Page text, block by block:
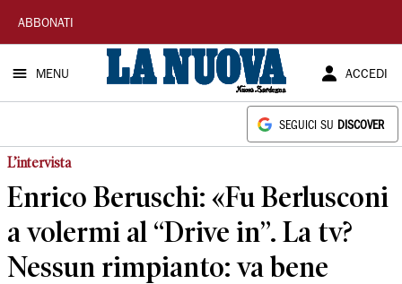
La
Nuova
Sardegna
ABBONATI
MENU ACCEDI
SEGUICI SU DISCOVER
L’intervista
Enrico Beruschi: «Fu Berlusconi
a volermi al “Drive in”. La tv?
Nessun rimpianto: va bene